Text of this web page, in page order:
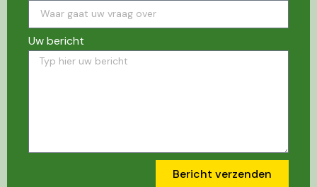
Uw bericht
Bericht verzenden